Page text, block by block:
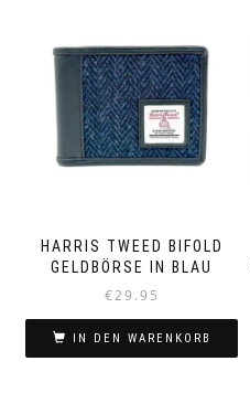
HARRIS TWEED BIFOLD
GELDBÖRSE IN BLAU
€29.95
IN DEN WARENKORB